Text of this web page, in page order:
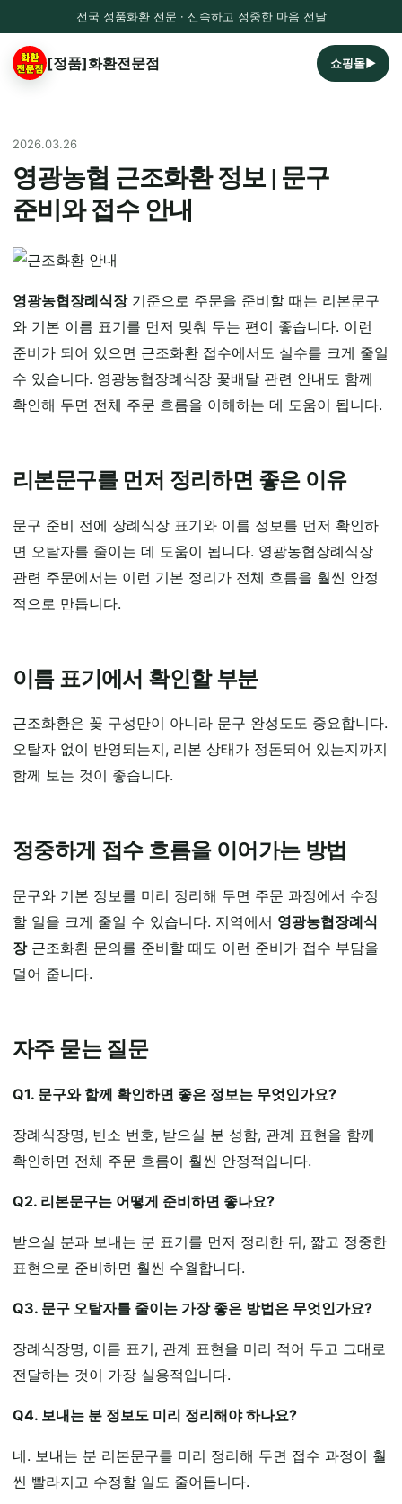
전국 정품화환 전문 · 신속하고 정중한 마음 전달
[정품]화환전문점 쇼핑몰▶
2026.03.26
영광농협 근조화환 정보 | 문구
준비와 접수 안내
영광농협장례식장기준으로 주문을 준비할 때는 리본문구
와 기본 이름 표기를 먼저 맞춰 두는 편이 좋습니다. 이런
준비가 되어 있으면 근조화환 접수에서도 실수를 크게 줄일
수 있습니다. 영광농협장례식장 꽃배달 관련 안내도 함께
확인해 두면 전체 주문 흐름을 이해하는 데 도움이 됩니다.
리본문구를 먼저 정리하면 좋은 이유
문구 준비 전에 장례식장 표기와 이름 정보를 먼저 확인하
면 오탈자를 줄이는 데 도움이 됩니다. 영광농협장례식장
관련 주문에서는 이런 기본 정리가 전체 흐름을 훨씬 안정
적으로 만듭니다.
이름 표기에서 확인할 부분
근조화환은 꽃 구성만이 아니라 문구 완성도도 중요합니다.
오탈자 없이 반영되는지, 리본 상태가 정돈되어 있는지까지
함께 보는 것이 좋습니다.
정중하게 접수 흐름을 이어가는 방법
문구와 기본 정보를 미리 정리해 두면 주문 과정에서 수정
할 일을 크게 줄일 수 있습니다. 지역에서 영광농협장례식
장근조화환 문의를 준비할 때도 이런 준비가 접수 부담을
덜어 줍니다.
자주 묻는 질문
Q1. 문구와 함께 확인하면 좋은 정보는 무엇인가요?
장례식장명, 빈소 번호, 받으실 분 성함, 관계 표현을 함께
확인하면 전체 주문 흐름이 훨씬 안정적입니다.
Q2. 리본문구는 어떻게 준비하면 좋나요?
받으실 분과 보내는 분 표기를 먼저 정리한 뒤, 짧고 정중한
표현으로 준비하면 훨씬 수월합니다.
Q3. 문구 오탈자를 줄이는 가장 좋은 방법은 무엇인가요?
장례식장명, 이름 표기, 관계 표현을 미리 적어 두고 그대로
전달하는 것이 가장 실용적입니다.
Q4. 보내는 분 정보도 미리 정리해야 하나요?
네. 보내는 분 리본문구를 미리 정리해 두면 접수 과정이 훨
씬 빨라지고 수정할 일도 줄어듭니다.